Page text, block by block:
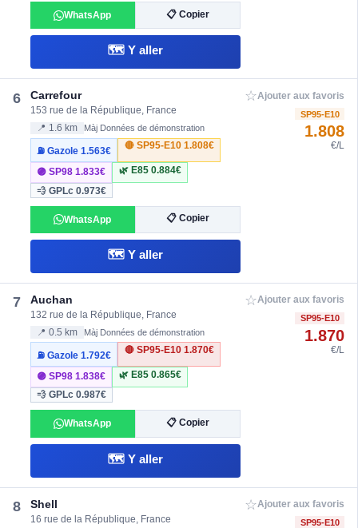
WhatsApp 📋 Copier
🗺️ Y aller
6 Carrefour
153 rue de la République, France
📍 1.6 km Màj Données de démonstration
⛽ Gazole1.563€
🔴 SP95-E10 1.808€
🟣 SP981.833€ 🌿 E85 0.884€
💨 GPLc0.973€
WhatsApp 📋 Copier
🗺️ Y aller
☆Ajouter aux favoris
SP95-E10
1.808
€/L
7 Auchan
132 rue de la République, France
📍 0.5 km Màj Données de démonstration
⛽ Gazole1.792€
🔴 SP95-E10 1.870€
🟣 SP981.838€ 🌿 E85 0.865€
💨 GPLc0.987€
WhatsApp 📋 Copier
🗺️ Y aller
☆Ajouter aux favoris
SP95-E10
1.870
€/L
8 Shell
16 rue de la République, France
☆Ajouter aux favoris
SP95-E10